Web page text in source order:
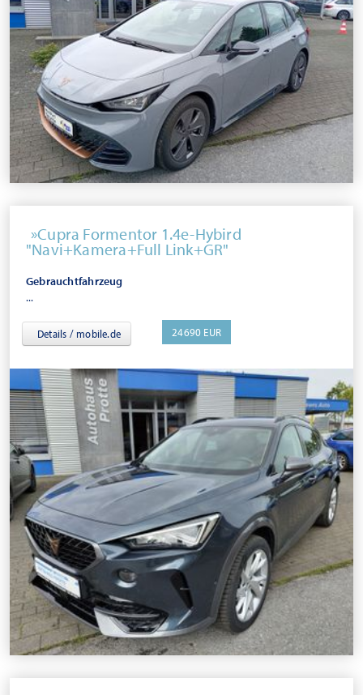
Cupra Formentor 1.4e-Hybird
"Navi+Kamera+Full Link+GR"
Gebrauchtfahrzeug
...
Details / mobile.de 24690 EUR